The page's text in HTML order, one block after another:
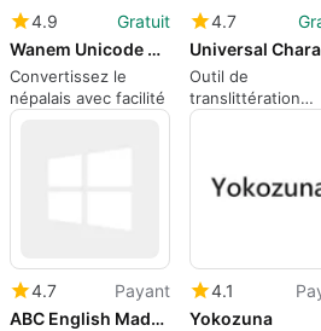
4.9
Gratuit
Wanem Unicode Converter
Convertissez le
népalais avec facilité
4.7
Outil de
translittération
universelle pour
4.7
Payant
ABC English Made Easy
4.1
Yokozuna